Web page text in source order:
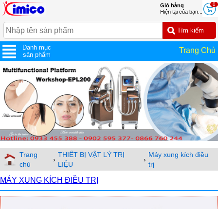
0
Giỏ hàng
Hiện tại của bạn...
Danh mục
sản phẩm
Trang Chủ
Trang
chủ
›
THIẾT BỊ VẬT LÝ TRỊ
LIỆU
›
Máy xung kích điều
trị
MÁY XUNG KÍCH ĐIỀU TRỊ